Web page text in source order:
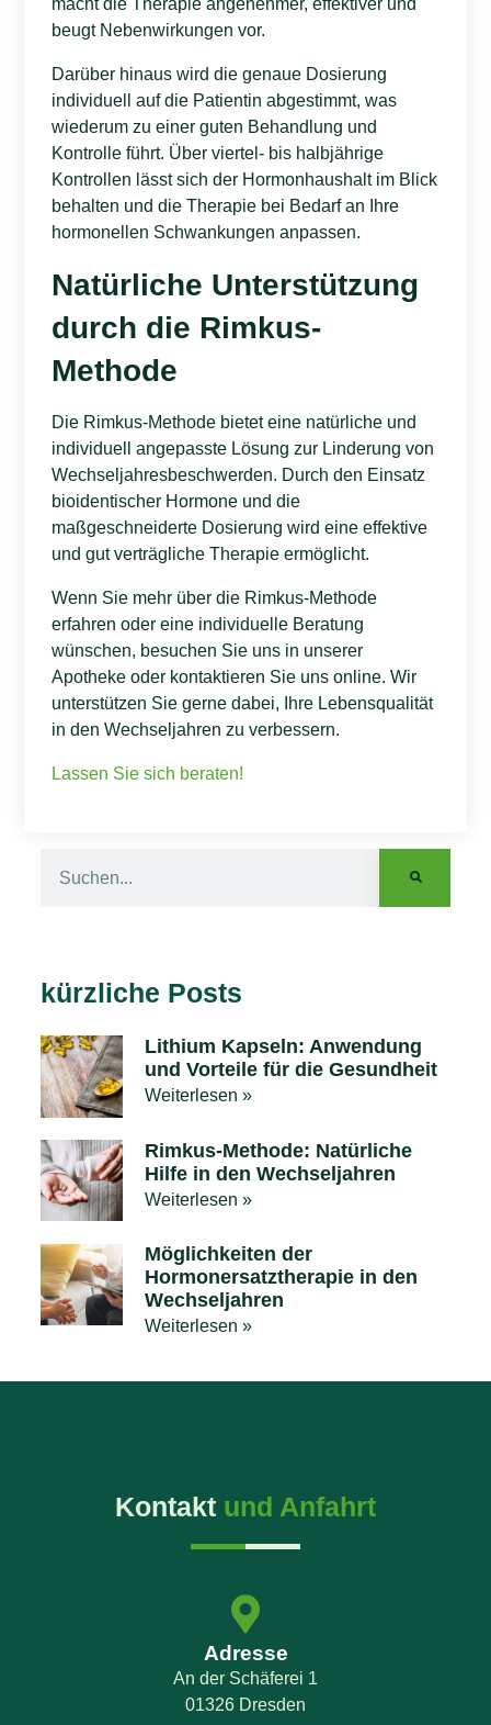
macht die Therapie angenehmer, effektiver und
beugt Nebenwirkungen vor.
Darüber hinaus wird die genaue Dosierung
individuell auf die Patientin abgestimmt, was
wiederum zu einer guten Behandlung und
Kontrolle führt. Über viertel- bis halbjährige
Kontrollen lässt sich der Hormonhaushalt im Blick
behalten und die Therapie bei Bedarf an Ihre
hormonellen Schwankungen anpassen.
Natürliche Unterstützung
durch die Rimkus-
Methode
Die Rimkus-Methode bietet eine natürliche und
individuell angepasste Lösung zur Linderung von
Wechseljahresbeschwerden. Durch den Einsatz
bioidentischer Hormone und die
maßgeschneiderte Dosierung wird eine effektive
und gut verträgliche Therapie ermöglicht.
Wenn Sie mehr über die Rimkus-Methode
erfahren oder eine individuelle Beratung
wünschen, besuchen Sie uns in unserer
Apotheke oder kontaktieren Sie uns online. Wir
unterstützen Sie gerne dabei, Ihre Lebensqualität
in den Wechseljahren zu verbessern.
Lassen Sie sich beraten!
kürzliche Posts
Lithium Kapseln: Anwendung
und Vorteile für die Gesundheit
Weiterlesen »
Rimkus-Methode: Natürliche
Hilfe in den Wechseljahren
Weiterlesen »
Möglichkeiten der
Hormonersatztherapie in den
Wechseljahren
Weiterlesen »
Kontakt und Anfahrt
Adresse
An der Schäferei 1
01326 Dresden